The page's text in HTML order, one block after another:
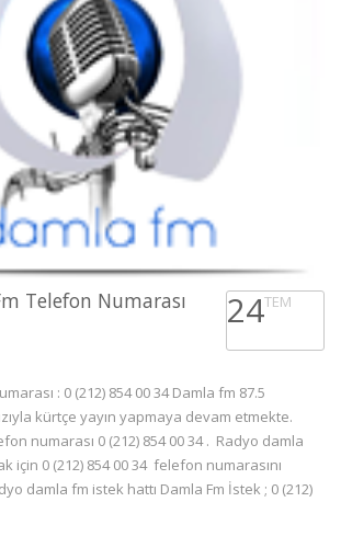
Telefon Numarası 24TEM
: 0 (212) 854 00 34 Damla fm 87.5
kürtçe yayın yapmaya devam etmekte.
numarası 0 (212) 854 00 34 . Radyo damla
için 0 (212) 854 00 34 felefon numarasını
damla fm istek hattı Damla Fm İstek ; 0 (212)